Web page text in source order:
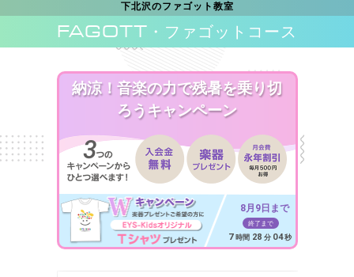
下北沢のファゴット教室
FAGOTT ・ファゴットコース
納涼！音楽の力で残暑を乗り切
ろうキャンペーン
8月9日まで
終了まで
7 時間 28 分 02 秒